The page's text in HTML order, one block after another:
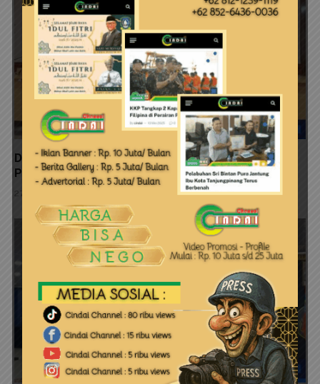
Dinas Perkim Kepri Perkuat Pembangunan Sanitasi
Pesisir Melalui Adopsi Inovasi SI PENJARAH SISIR
27 Juli 2026